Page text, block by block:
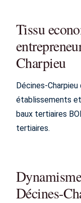
Tissu
Charpieu
Décines-
établissements
baux tertiaires
tertiaires.
Décines-